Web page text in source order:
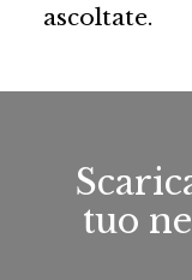
ascoltate.
tuo